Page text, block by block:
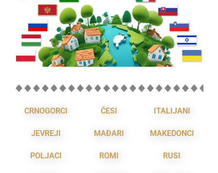
CRNOGORCI ČESI ITALIJANI
JEVREJI MAĐARI MAKEDONCI
POLJACI ROMI RUSI